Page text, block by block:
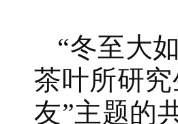
“冬至大
茶叶所研究
友”主题的